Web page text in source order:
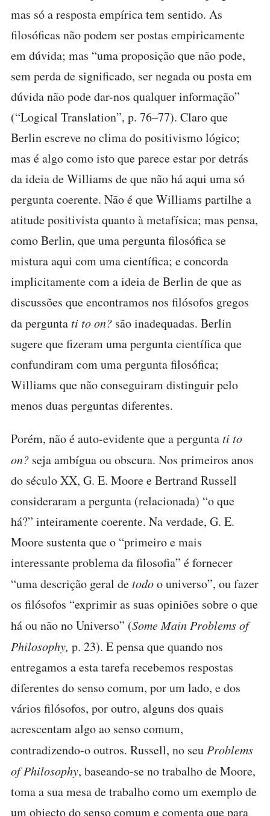
mas só a resposta empírica tem sentido. As
filosóficas não podem ser postas empiricamente
em dúvida; mas “uma proposição que não pode,
sem perda de significado, ser negada ou posta em
dúvida não pode dar-nos qualquer informação”
(“Logical Translation”, p. 76–77). Claro que
Berlin escreve no clima do positivismo lógico;
mas é algo como isto que parece estar por detrás
da ideia de Williams de que não há aqui uma só
pergunta coerente. Não é que Williams partilhe a
atitude positivista quanto à metafísica; mas pensa,
como Berlin, que uma pergunta filosófica se
mistura aqui com uma científica; e concorda
implicitamente com a ideia de Berlin de que as
discussões que encontramos nos filósofos gregos
da perguntati to on? são inadequadas. Berlin
sugere que fizeram uma pergunta científica que
confundiram com uma pergunta filosófica;
Williams que não conseguiram distinguir pelo
menos duas perguntas diferentes.
Porém, não é auto-evidente que a perguntati to
on? seja ambígua ou obscura. Nos primeiros anos
do século XX, G. E. Moore e Bertrand Russell
consideraram a pergunta (relacionada) “o que
há?” inteiramente coerente. Na verdade, G. E.
Moore sustenta que o “primeiro e mais
interessante problema da filosofia” é fornecer
“uma descrição geral detodoo universo”, ou fazer
os filósofos “exprimir as suas opiniões sobre o que
há ou não no Universo” (Some Main Problems of
Philosophy, p. 23). E pensa que quando nos
entregamos a esta tarefa recebemos respostas
diferentes do senso comum, por um lado, e dos
vários filósofos, por outro, alguns dos quais
acrescentam algo ao senso comum,
contradizendo-o outros. Russell, no seuProblems
of Philosophy, baseando-se no trabalho de Moore,
toma a sua mesa de trabalho como um exemplo de
um objecto do senso comum e comenta que para